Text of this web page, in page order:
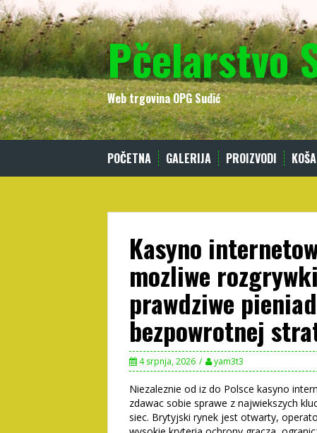
Skip
to
content
Pčelarstvo
Web trgovina OPG Sudić
POČETNA GALERIJA PROIZVODI
Kasyno
mozliwe
prawdziwe
bezpowrotnej
4 srpnja, 2026 yam3t3
Niezaleznie od iz do Polsce kasyno
zdawac sobie sprawe z najwiekszych
siec. Brytyjski rynek jest otwarty,